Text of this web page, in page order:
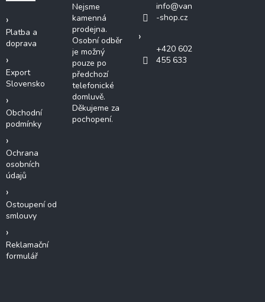
Platba a
doprava
Export
Slovensko
Obchodní
podmínky
Ochrana
osobních
údajů
Ostoupení od
smlouvy
Reklamační
formulář
Nejsme
kamenná
prodejna.
Osobní odběr
je možný
pouze po
předchozí
telefonické
domluvě.
Děkujeme za
pochopení.
info@van
-shop.cz
+420 602
455 633